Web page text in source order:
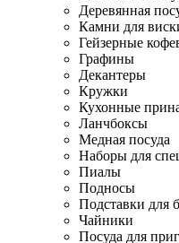
Деревянная
Камни для
Гейзерные
Графины
Декантеры
Кружки
Кухонные
Ланчбоксы
Медная посуда
Наборы для
Пиалы
Подносы
Подставки для
Чайники
Посуда для